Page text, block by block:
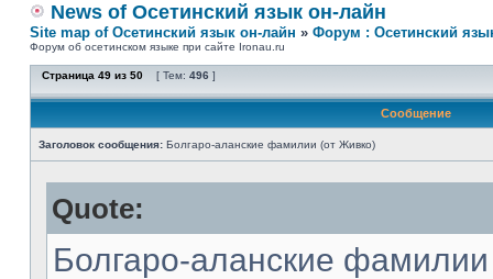
News of Осетинский язык он-лайн
Site map of Осетинский язык он-лайн » Форум : Осетинский
Форум об осетинском языке при сайте Ironau.ru
Страница 49 из 50 [ Тем: 496 ]
Сообщение
Заголовок сообщения: Болгаро-аланские фамилии (от Живко)
Quote:
Болгаро-аланские